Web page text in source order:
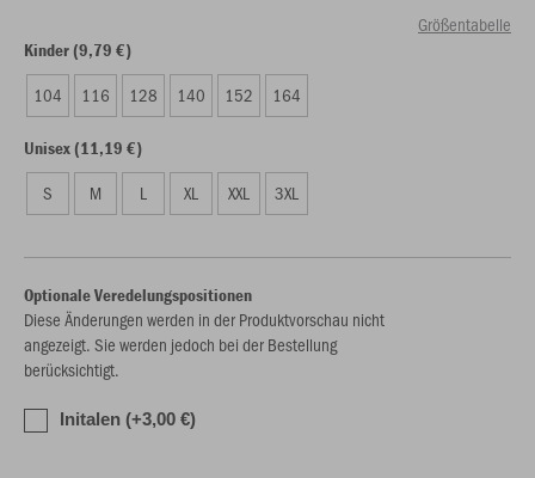
Größentabelle
Kinder (9,79 €)
104 116 128 140 152 164
Unisex (11,19 €)
S M L XL XXL 3XL
Optionale Veredelungspositionen
Diese Änderungen werden in der Produktvorschau nicht
angezeigt. Sie werden jedoch bei der Bestellung
berücksichtigt.
Initalen (+3,00 €)